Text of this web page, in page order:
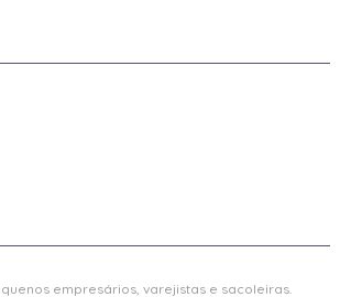
empresários, varejistas e sacoleiras.